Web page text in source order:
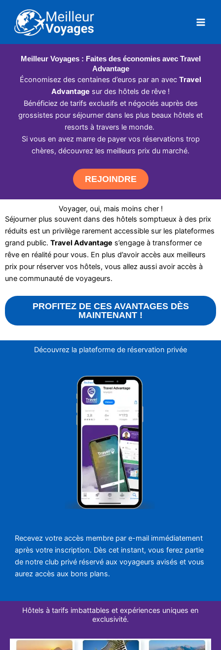
contenu
Meilleur Voyages : Faites des économies avec Travel
Advantage
Économisez des centaines d’euros par an avec Travel
Advantage sur des hôtels de rêve !
Bénéficiez de tarifs exclusifs et négociés auprès des
grossistes pour séjourner dans les plus beaux hôtels et
resorts à travers le monde.
Si vous en avez marre de payer vos réservations trop
chères, découvrez les meilleurs prix du marché.
REJOINDRE
Voyager, oui, mais moins cher !
Séjourner plus souvent dans des hôtels somptueux à des prix
réduits est un privilège rarement accessible sur les plateformes
grand public. Travel Advantage s’engage à transformer ce
rêve en réalité pour vous. En plus d’avoir accès aux meilleurs
prix pour réserver vos hôtels, vous allez aussi avoir accès à
une communauté de voyageurs.
PROFITEZ DE CES AVANTAGES DÈS
MAINTENANT !
Découvrez la plateforme de réservation privée
Recevez votre accès membre par e-mail immédiatement
après votre inscription. Dès cet instant, vous ferez partie
de notre club privé réservé aux voyageurs avisés et vous
aurez accès aux bons plans.
Hôtels à tarifs imbattables et expériences uniques en
exclusivité.